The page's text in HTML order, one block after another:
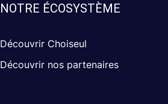
NOTRE ÉCOSYSTÈME
Découvrir Choiseul
Découvrir nos partenaires